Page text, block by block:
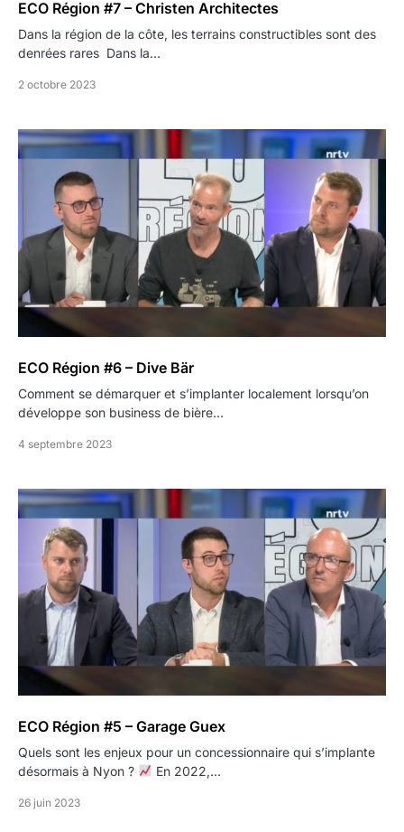
ECO Région #7 – Christen Architectes
Dans la région de la côte, les terrains constructibles sont des
denrées rares Dans la…
2 octobre 2023
ECO Région #6 – Dive Bär
Comment se démarquer et s’implanter localement lorsqu’on
développe son business de bière…
4 septembre 2023
ECO Région #5 – Garage Guex
Quels sont les enjeux pour un concessionnaire qui s’implante
désormais à Nyon ?
En 2022,…
26 juin 2023